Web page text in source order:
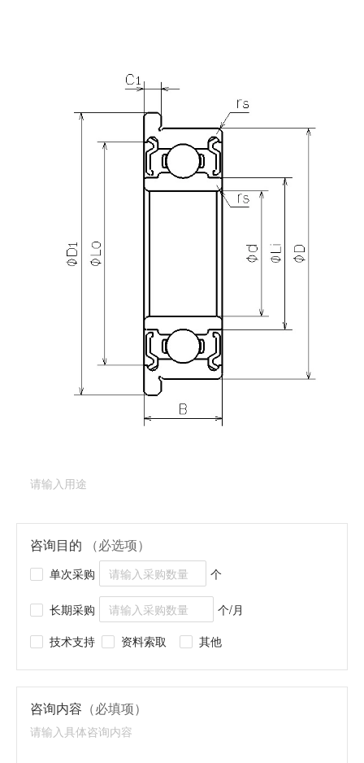
DDRF-830ZZ的详细信息？
请填写表格，与美蓓亚三美的产品专家取得联系。
深沟球轴承（法兰型）
咨询目的 （必选项）
单次采购 个
长期采购
个/月
技术支持
资料索取 其他
咨询内容 （必填项）